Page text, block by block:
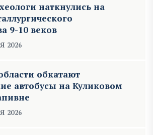
наткнулись на
9-10 веков
2026
обкатают
автобусы на Куликовом
2026